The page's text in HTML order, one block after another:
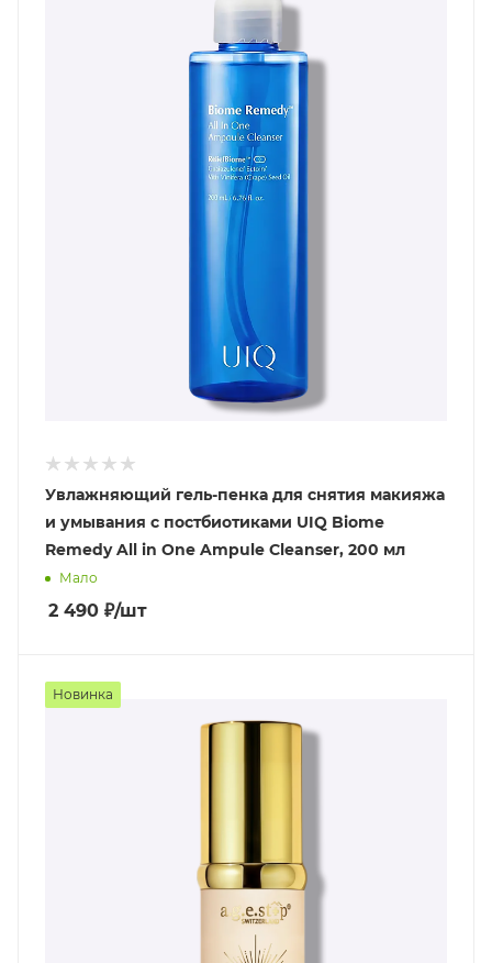
Увлажняющий гель-пенка для снятия макияжа
и умывания с постбиотиками UIQ Biome
Remedy All in One Ampule Cleanser, 200 мл
Мало
2 490 ₽/шт
Новинка